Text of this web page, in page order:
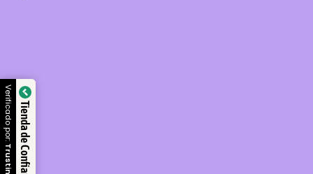
Tienda de Confianza
Verificado por: